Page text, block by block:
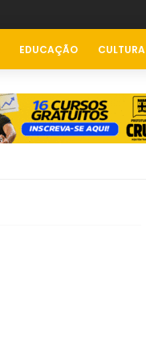
EDUCAÇÃO CULTURA